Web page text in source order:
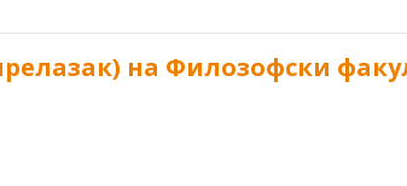
на Филозофски